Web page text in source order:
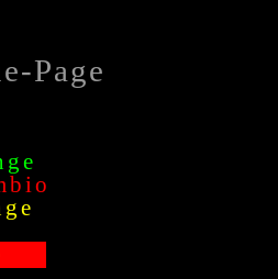
Page